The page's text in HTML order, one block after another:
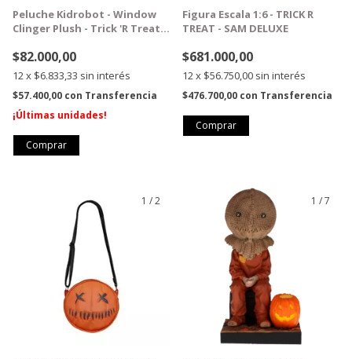
Peluche Kidrobot - Window
Clinger Plush - Trick 'R Treat -
$82.000,00
12x $6.833,33 sin interés
$57.400,00 con Transferencia
¡Últimas unidades!
Figura Escala 1:6 - TRICK R
TREAT - SAM DELUXE
$681.000,00
12x $56.750,00 sin interés
$476.700,00 con Transferencia
1 /2 1 /7
GRATIS